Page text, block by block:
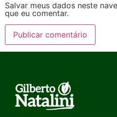
Salvar meus dados neste
que eu comentar.